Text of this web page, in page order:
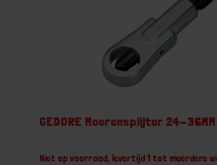
GEDORE Moerensplijter 24-
Niet op voorraad, levertijd 1 tot meerdere